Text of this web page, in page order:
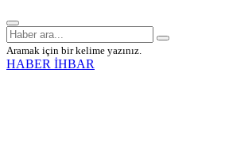
Aramak için bir kelime yazınız.
HABER İHBAR